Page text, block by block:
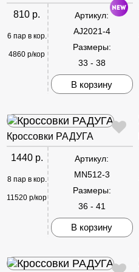
810 р.
6 пар в кор.
4860 р/кор
Артикул:
AJ2021-4
Размеры:
33 - 38
В корзину
Кроссовки РАДУГА
1440 р.
8 пар в кор.
11520 р/кор
Артикул:
MN512-3
Размеры:
36 - 41
В корзину